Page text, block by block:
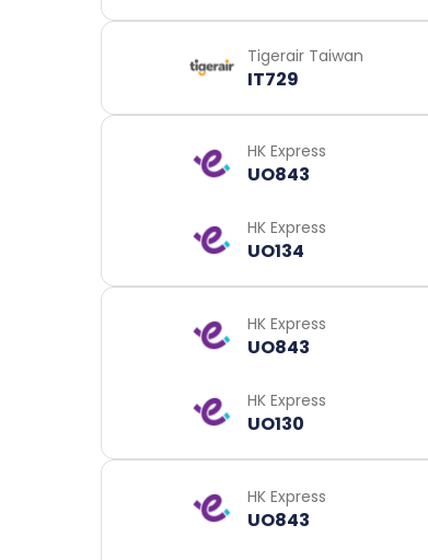
Tigerair Taiwan
IT729
HK Express
UO843
HK Express
UO134
HK Express
UO843
HK Express
UO130
HK Express
UO843